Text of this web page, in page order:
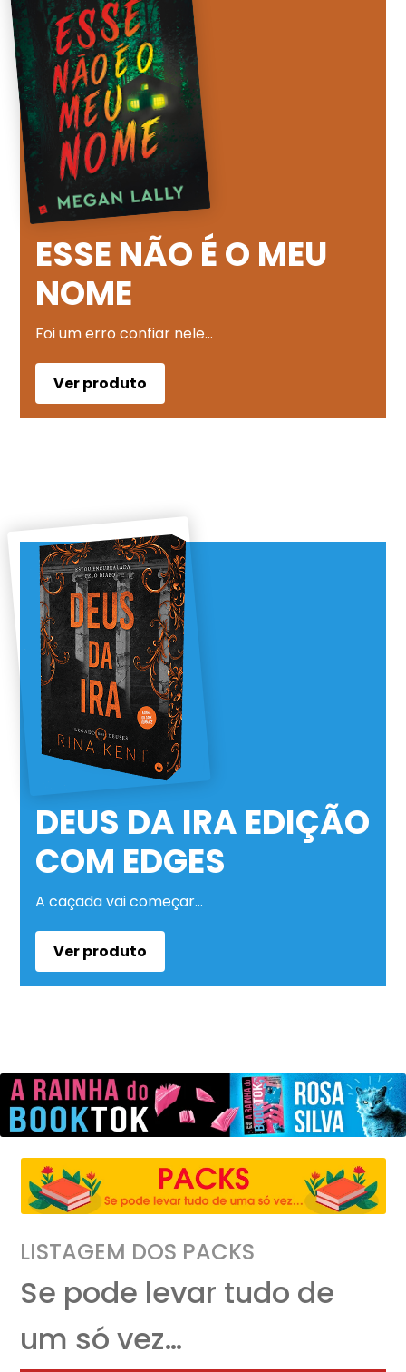
ESSE NÃO É O MEU
NOME
Foi um erro confiar nele…
Ver produto
DEUS DA IRA EDIÇÃO
COM EDGES
A caçada vai começar…
Ver produto
LISTAGEM DOS PACKS
Se pode levar tudo de
um só vez…